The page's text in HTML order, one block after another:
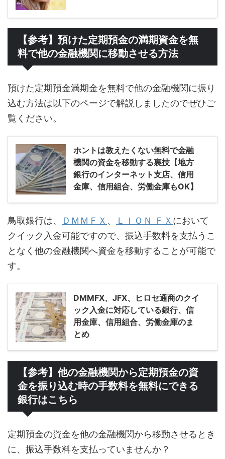
【参考】預けた定期預金の満期資金を無
料で他の金融機関に移動させる方法
預けた定期預金満期金を無料で他の金融機関に振り
込む方法は以下のページで解説しましたのでぜひご
覧ください。
ホントは教えたくない無料で金融
機関の資金を移動する裏技【地方
銀行のインターネット支店、信用
金庫、信用組合、労働金庫もOK】
鳥取銀行は、 ＤＭＭＦＸ 、 ＬＩＯＮ ＦＸ において
クイック入金可能ですので、振込手数料を支払うこ
となく他の金融機関へ資金を移動することが可能で
す。
DMMFX、JFX、ヒロセ通商のクイ
ック入金に対応している銀行、信
用金庫、信用組合、労働金庫のま
とめ
【参考】他の金融機関から定期預金の資
金を振り込む時の手数料を無料にできる
銀行はこちら
定期預金の資金を他の金融機関から移動させるとき
に、振込手数料を支払っていませんか？